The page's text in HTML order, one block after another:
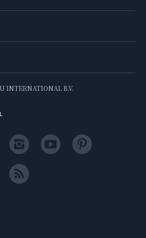
INTERNATIONAL B.V.